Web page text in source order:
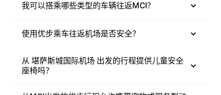
我可以搭乘哪些类型的车辆往返MCI？
使用优步乘车往返机场是否安全？
从 堪萨斯城国际机场 出发的行程提供儿童安全
座椅吗？